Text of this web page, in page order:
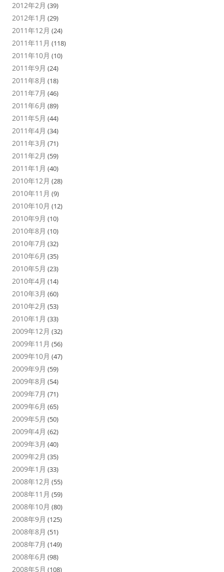
2012年2月 (39)
2012年1月 (29)
2011年12月 (24)
2011年11月 (118)
2011年10月 (10)
2011年9月 (24)
2011年8月 (18)
2011年7月 (46)
2011年6月 (89)
2011年5月 (44)
2011年4月 (34)
2011年3月 (71)
2011年2月 (59)
2011年1月 (40)
2010年12月 (28)
2010年11月 (9)
2010年10月 (12)
2010年9月 (10)
2010年8月 (10)
2010年7月 (32)
2010年6月 (35)
2010年5月 (23)
2010年4月 (14)
2010年3月 (60)
2010年2月 (53)
2010年1月 (33)
2009年12月 (32)
2009年11月 (56)
2009年10月 (47)
2009年9月 (59)
2009年8月 (54)
2009年7月 (71)
2009年6月 (65)
2009年5月 (50)
2009年4月 (62)
2009年3月 (40)
2009年2月 (35)
2009年1月 (33)
2008年12月 (55)
2008年11月 (59)
2008年10月 (80)
2008年9月 (125)
2008年8月 (51)
2008年7月 (149)
2008年6月 (98)
2008年5月 (108)